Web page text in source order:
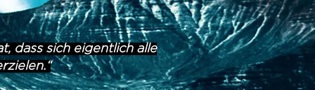
dass sich eigentlich alle